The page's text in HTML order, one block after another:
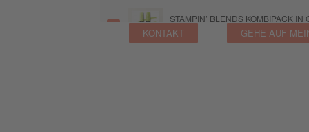
STAMPIN’ BLENDS KOMBIPACK IN
€14.75
KONTAKT GEHE AUF